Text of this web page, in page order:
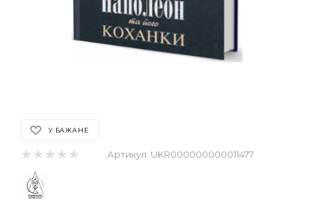
У БАЖАНЕ
Артикул: UKR000000000011477